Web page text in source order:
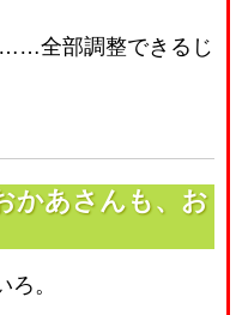
全部調整できるじ
かあさんも、お
。